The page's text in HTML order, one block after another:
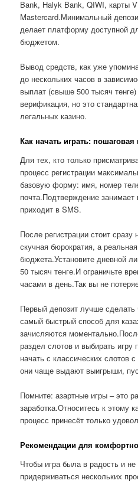
Bank, Halyk Bank, QIWI, карты
Mastercard.Минимальный
делает платформу доступной
бюджетом.
Вывод средств, как уже
до нескольких часов в
выплат (свыше 500 тысяч
верификация, но это
легальных казино.
Как начать играть:
Для тех, кто только
процесс регистрации
базовую форму: имя, номер
почта.Подтверждение
приходит в SMS.
После регистрации стоит
скучная бюрократия, а
бюджета.Установите дневной
50 тысяч тенге.И ограничьте
часами в день.Так вы не
Первый депозит лучше сделать
самый быстрый способ для
зачисляются
раздел слотов и выбирать
начать с классических слотов
они чаще выдают выигрыши,
Помните: азартные игры – это
заработка.Относитесь к этому
процесс принесёт только
Рекомендации для
Чтобы игра была в радость и
придерживаться нескольких